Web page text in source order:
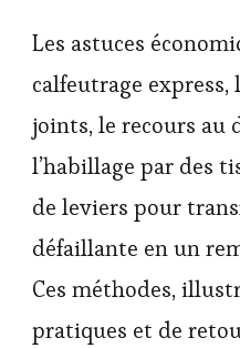
Les astuces
calfeutrage
joints, le recours au
l’habillage par des
de leviers pour
défaillante en un
Ces méthodes,
pratiques et de